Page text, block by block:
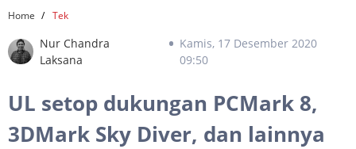
Home Tek
Nur Chandra
Laksana
Kamis, 17 Desember 2020
09:50
UL setop dukungan PCMark 8,
3DMark Sky Diver, dan lainnya